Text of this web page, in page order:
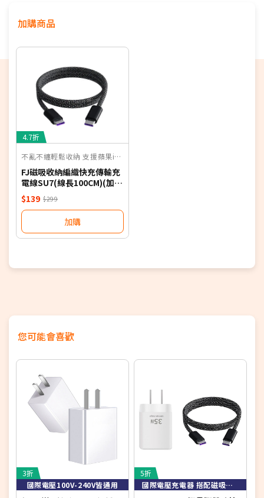
加購商品
4.7折
不亂不纏輕鬆收納 支援蘋果i15全系列
FJ磁吸收納編織快充傳輸充
電線SU7(線長100CM)(加
購)
$139 $299
加購
您可能會喜歡
3折
國際電壓100V-240V皆通用
5折
國際電壓充電器 搭配磁吸收納快充充電線